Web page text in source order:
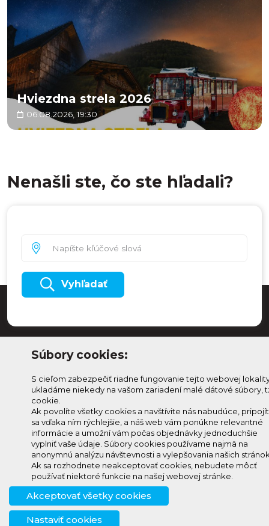
Hviezdna strela 2026
06.08.2026, 19:30
Nenašli ste, čo ste hľadali?
Vyhľadať
info@knh.sk
+421 903
294 997
Prihlásenie
Zmeniť
nastavenie
cookies
Odoberaj Kam na
Horehroní
Prihlás sa na odber a
dostávaj novinky ako prvý
Súbory cookies:
S cieľom zabezpečiť riadne fungovanie tejto webovej
ukladáme niekedy na vašom zariadení malé dátové súbory,
cookie.
Ak povolíte všetky cookies a navštívite nás nabudúce,
sa vďaka ním rýchlejšie, a náš web vám ponúkne relevantné
informácie a umožní vám počas objednávky jednoduchšie
vyplniť vaše údaje. Súbory cookies používame najmä na
anonymnú analýzu návštevnosti a vylepšovania našich
Ak sa rozhodnete neakceptovať cookies, nebudete môcť
používať niektoré funkcie na našej webovej stránke.
Akceptovať všetky cookies
Nastaviť cookies